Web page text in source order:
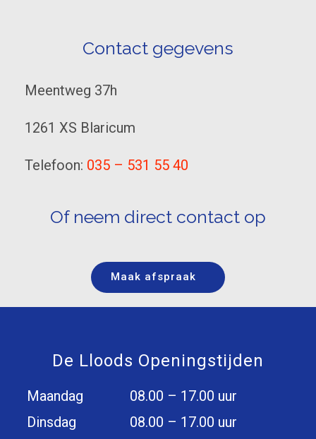
Contact gegevens
Meentweg 37h
1261 XS Blaricum
Telefoon: 035 – 531 55 40
Of neem direct contact op
Maak afspraak
De Lloods Openingstijden
Maandag
08.00 – 17.00 uur
Dinsdag
08.00 – 17.00 uur